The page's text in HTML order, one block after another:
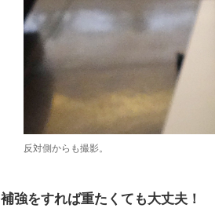
反対側からも撮影。
補強をすれば重たくても大丈夫！